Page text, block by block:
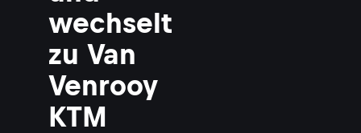
wechselt
zu Van
Venrooy
KTM